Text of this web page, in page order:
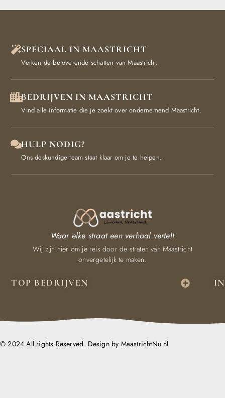
SPECIAAL IN MAASTRICHT
Verken de betoverende schatten van Maastricht.
BEDRIJVEN IN MAASTRICHT
Vind alle informatie die je zoekt over ondernemend Maastricht.
HULP NODIG?
Ons deskundige team staat klaar om je te helpen.
TOP BEDRIJVEN
Waar elke straat een verhaal vertelt
Wij zijn hier om je reis door de straten van Maastricht
onvergetelijk te maken.
© 2024 All rights Reserved. Design by MaastrichtNu.nl